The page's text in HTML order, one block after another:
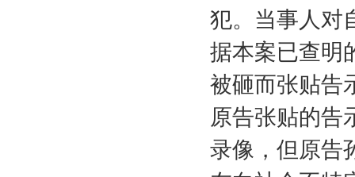
犯。当事人对
据本案已查明
被砸而张贴告
原告张贴的告
录像，但原告